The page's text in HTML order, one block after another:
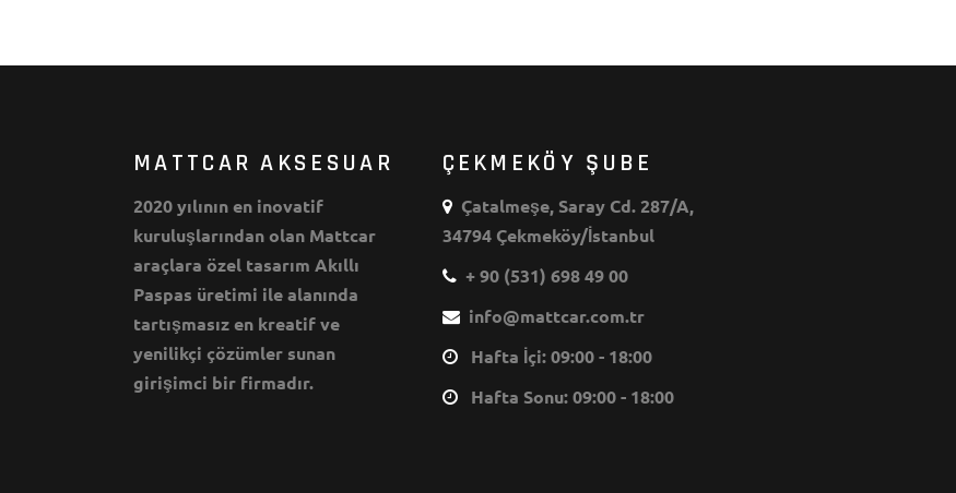
MATTCAR AKSESUAR
2020 yılının en inovatif
kuruluşlarından olan Mattcar
araçlara özel tasarım Akıllı
Paspas üretimi ile alanında
tartışmasız en kreatif ve
yenilikçi çözümler sunan
girişimci bir firmadır.
ÇEKMEKÖY ŞUBE
Çatalmeşe, Saray Cd. 287/A,
34794 Çekmeköy/İstanbul
+ 90 (531) 698 49 00
info@mattcar.com.tr
Hafta İçi: 09:00 - 18:00
Hafta Sonu: 09:00 - 18:00